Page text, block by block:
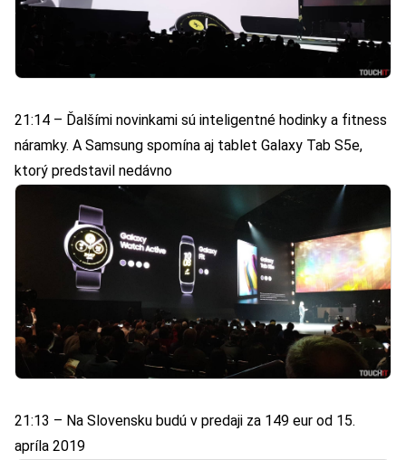
21:14 – Ďalšími novinkami sú inteligentné hodinky a fitness
náramky. A Samsung spomína aj tablet Galaxy Tab S5e,
ktorý predstavil nedávno
21:13 – Na Slovensku budú v predaji za 149 eur od 15.
apríla 2019